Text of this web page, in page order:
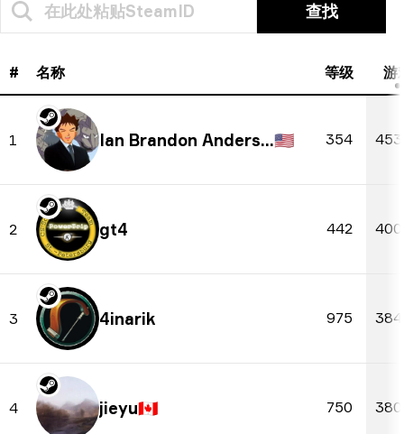
查找
# 名称 等级 游
1 Ian Brandon Anderson 🇺🇸 354
2 gt4 442
3 4inarik 975
4 jieyu🇨🇦 750